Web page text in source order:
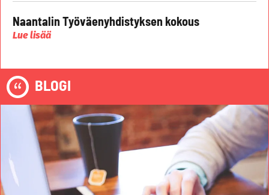
Naantalin Työväenyhdistyksen kokous
Lue lisää
BLOGI